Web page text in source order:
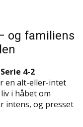
og familiens
4-2
en alt-eller-intet
i håbet om
intens, og presset